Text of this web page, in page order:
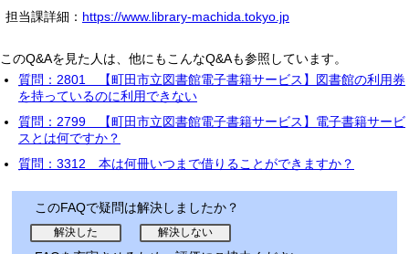
担当課詳細： https://www.library-machida.tokyo.jp
このQ&Aを見た人は、他にもこんなQ&Aも参照しています。
質問：2801 【町田市立図書館電子書籍サービス】図書館の利用券
を持っているのに利用できない
質問：2799 【町田市立図書館電子書籍サービス】電子書籍サービ
スとは何ですか？
質問：3312 本は何冊いつまで借りることができますか？
このFAQで疑問は解決しましたか？